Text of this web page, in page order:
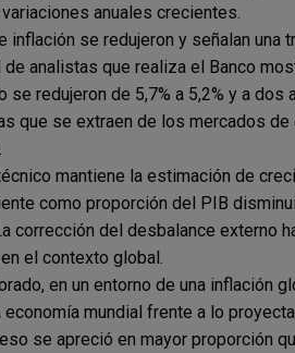
anuales crecientes.
se redujeron y señalan una
analistas que realiza el Banco
redujeron de 5,7% a 5,2% y a dos
que se extraen de los mercados de
mantiene la estimación de
como proporción del PIB
corrección del desbalance externo
el contexto global.
en un entorno de una inflación
mundial frente a lo
se apreció en mayor proporción